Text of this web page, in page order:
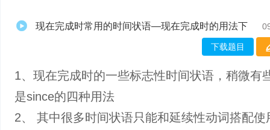
现在完成时常用的时间状语—现在完成时的用法下
下载题目
1、现在完成时的一些标志性时间状语，稍微有
是since的四种用法
2、 其中很多时间状语只能和延续性动词搭配使